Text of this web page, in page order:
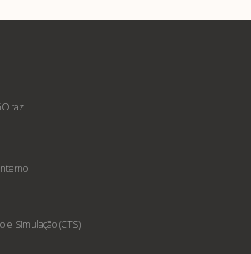
faz
Simulação (CTS)